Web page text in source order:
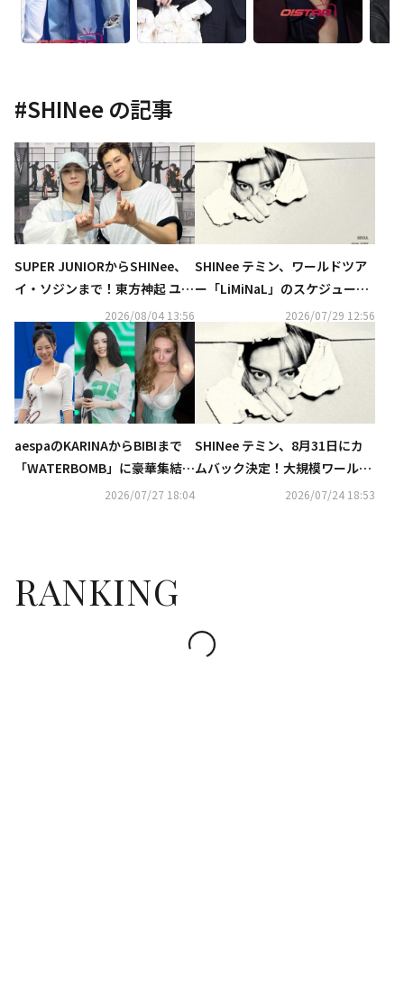
#SHINee の記事
SUPER JUNIORからSHINee、
イ・ソジンまで！東方神起 ユン
ホの初ソロコンサートに豪華芸
能人が集結
2026/08/04 13:56
SHINee テミン、ワールドツア
ー「LiMiNaL」のスケジュール
2026/07/29 12:56
aespaのKARINAからBIBIまで
「WATERBOMB」に豪華集結！
ビキニ＆上半身裸のパフォーマ
2026/07/27 18:04
SHINee テミン、8月31日にカ
ムバック決定！大規模ワールド
2026/07/24 18:53
RANKING